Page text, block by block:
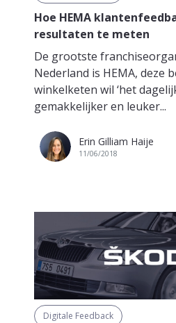
Hoe HEMA
resultaten te meten
De grootste
Nederland is HEMA, deze
winkelketen wil ‘het
gemakkelijker en leuker...
Erin Gilliam Haije
11/06/2018
Digitale Feedback